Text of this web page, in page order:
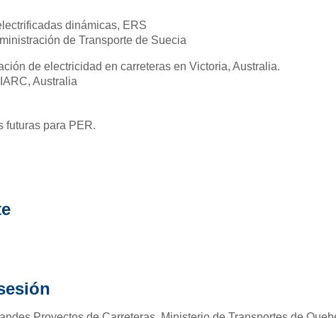
dinámicas, ERS
de Transporte de Suecia
de electricidad en carreteras en Victoria, Australia.
Australia
futuras para PER.